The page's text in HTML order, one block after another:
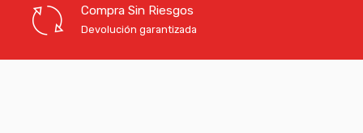
Compra Sin Riesgos
Devolución garantizada